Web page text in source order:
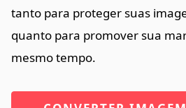
tanto para proteger suas
quanto para promover sua
mesmo tempo.